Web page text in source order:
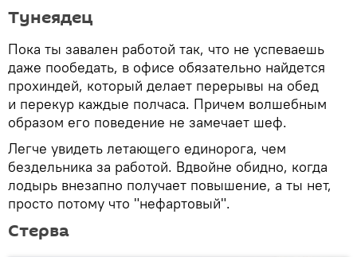
Тунеядец
Пока ты завален работой так, что не успеваешь
даже пообедать, в офисе обязательно найдется
прохиндей, который делает перерывы на обед
и перекур каждые полчаса. Причем волшебным
образом его поведение не замечает шеф.
Легче увидеть летающего единорога, чем
бездельника за работой. Вдвойне обидно, когда
лодырь внезапно получает повышение, а ты нет,
просто потому что "нефартовый".
Стерва